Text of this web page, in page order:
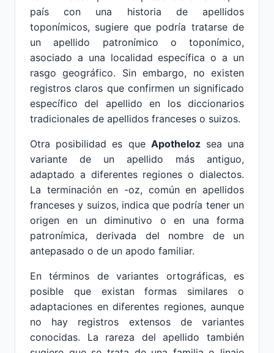
país con una historia de apellidos
toponímicos, sugiere que podría tratarse de
un apellido patronímico o toponímico,
asociado a una localidad específica o a un
rasgo geográfico. Sin embargo, no existen
registros claros que confirmen un significado
específico del apellido en los diccionarios
tradicionales de apellidos franceses o suizos.
Otra posibilidad es que Apothelozsea una
variante de un apellido más antiguo,
adaptado a diferentes regiones o dialectos.
La terminación en -oz, común en apellidos
franceses y suizos, indica que podría tener un
origen en un diminutivo o en una forma
patronímica, derivada del nombre de un
antepasado o de un apodo familiar.
En términos de variantes ortográficas, es
posible que existan formas similares o
adaptaciones en diferentes regiones, aunque
no hay registros extensos de variantes
conocidas. La rareza del apellido también